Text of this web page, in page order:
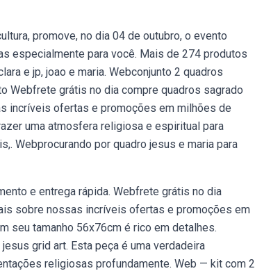
promove, no dia 04 de outubro, o evento
especialmente para você. Mais de 274 produtos
e jp, joao e maria. Webconjunto 2 quadros
Webfrete grátis no dia compre quadros sagrado
incríveis ofertas e promoções em milhões de
uma atmosfera religiosa e espiritual para
Webprocurando por quadro jesus e maria para
e entrega rápida. Webfrete grátis no dia
sobre nossas incríveis ofertas e promoções em
seu tamanho 56x76cm é rico em detalhes.
grid art. Esta peça é uma verdadeira
religiosas profundamente. Web — kit com 2